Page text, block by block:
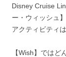
Disney Cruise
ー・ウィッシュ
アクティビティ
【Wish】では